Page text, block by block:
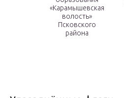
«Карамышевская
волость»
Псковского
района